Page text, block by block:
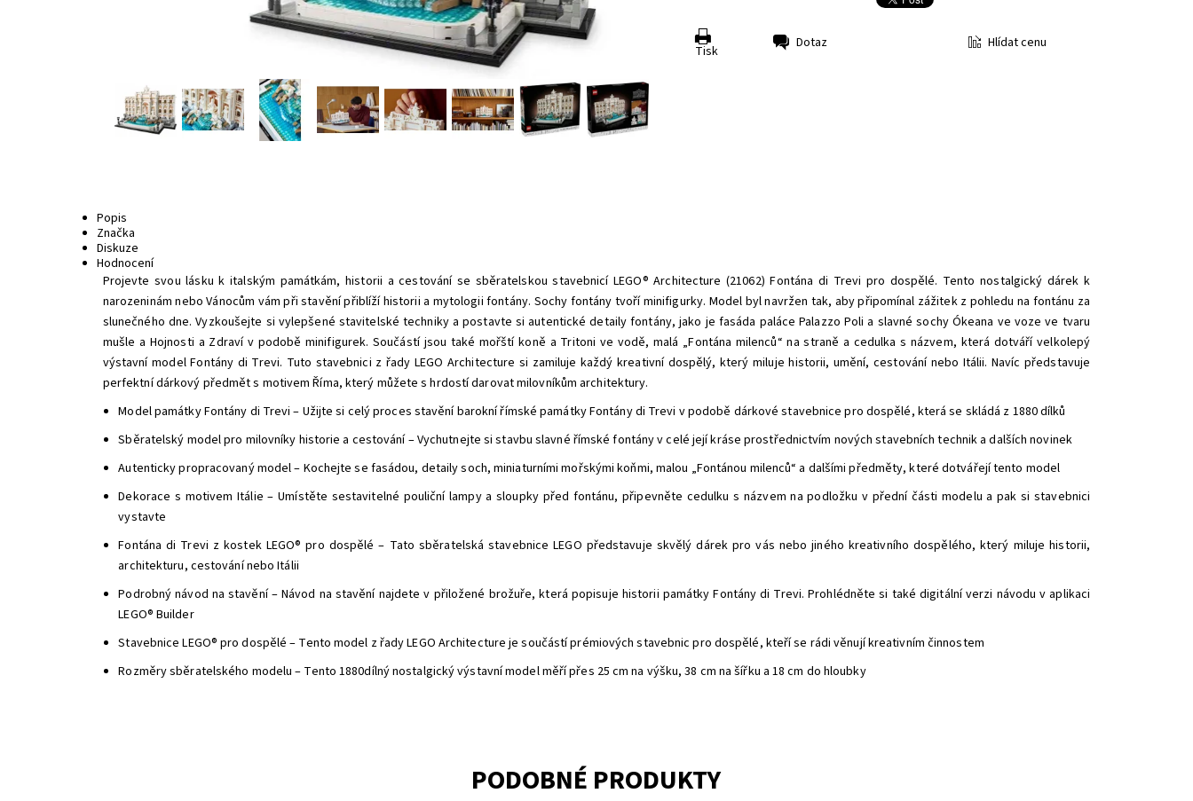
Tisk Dotaz Hlídat cenu
Popis
Značka
Diskuze
Hodnocení
Projevte svou lásku k italským památkám, historii a cestování se sběratelskou stavebnicí LEGO® Architecture (21062) Fontána di Trevi pro dospělé. Tento nostalgický dárek k
narozeninám nebo Vánocům vám při stavění přiblíží historii a mytologii fontány. Sochy fontány tvoří minifigurky. Model byl navržen tak, aby připomínal zážitek z pohledu na fontánu za
slunečného dne. Vyzkoušejte si vylepšené stavitelské techniky a postavte si autentické detaily fontány, jako je fasáda paláce Palazzo Poli a slavné sochy Ókeana ve voze ve tvaru
mušle a Hojnosti a Zdraví v podobě minifigurek. Součástí jsou také mořští koně a Tritoni ve vodě, malá „Fontána milenců“ na straně a cedulka s názvem, která dotváří velkolepý
výstavní model Fontány di Trevi. Tuto stavebnici z řady LEGO Architecture si zamiluje každý kreativní dospělý, který miluje historii, umění, cestování nebo Itálii. Navíc představuje
perfektní dárkový předmět s motivem Říma, který můžete s hrdostí darovat milovníkům architektury.
Model památky Fontány di Trevi – Užijte si celý proces stavění barokní římské památky Fontány di Trevi v podobě dárkové stavebnice pro dospělé, která se skládá z 1880 dílků
Sběratelský model pro milovníky historie a cestování – Vychutnejte si stavbu slavné římské fontány v celé její kráse prostřednictvím nových stavebních technik a dalších novinek
Autenticky propracovaný model – Kochejte se fasádou, detaily soch, miniaturními mořskými koňmi, malou „Fontánou milenců“ a dalšími předměty, které dotvářejí tento model
Dekorace s motivem Itálie – Umístěte sestavitelné pouliční lampy a sloupky před fontánu, připevněte cedulku s názvem na podložku v přední části modelu a pak si stavebnici
vystavte
Fontána di Trevi z kostek LEGO® pro dospělé – Tato sběratelská stavebnice LEGO představuje skvělý dárek pro vás nebo jiného kreativního dospělého, který miluje historii,
architekturu, cestování nebo Itálii
Podrobný návod na stavění – Návod na stavění najdete v přiložené brožuře, která popisuje historii památky Fontány di Trevi. Prohlédněte si také digitální verzi návodu v aplikaci
LEGO® Builder
Stavebnice LEGO® pro dospělé – Tento model z řady LEGO Architecture je součástí prémiových stavebnic pro dospělé, kteří se rádi věnují kreativním činnostem
Rozměry sběratelského modelu – Tento 1880dílný nostalgický výstavní model měří přes 25 cm na výšku, 38 cm na šířku a 18 cm do hloubky
PODOBNÉ PRODUKTY